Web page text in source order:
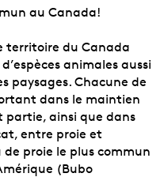
au Canada!
territoire du Canada
animales aussi
paysages. Chacune de
dans le maintien
partie, ainsi que dans
entre proie et
proie le plus commun
(Bubo